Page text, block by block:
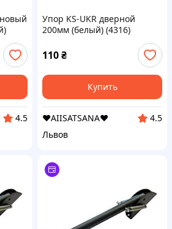
4.5
Упор KS-UKR дверной
200мм (белый) (4316)
110₴
Купить
❤️AIISATSANA❤️
4.5
Львов